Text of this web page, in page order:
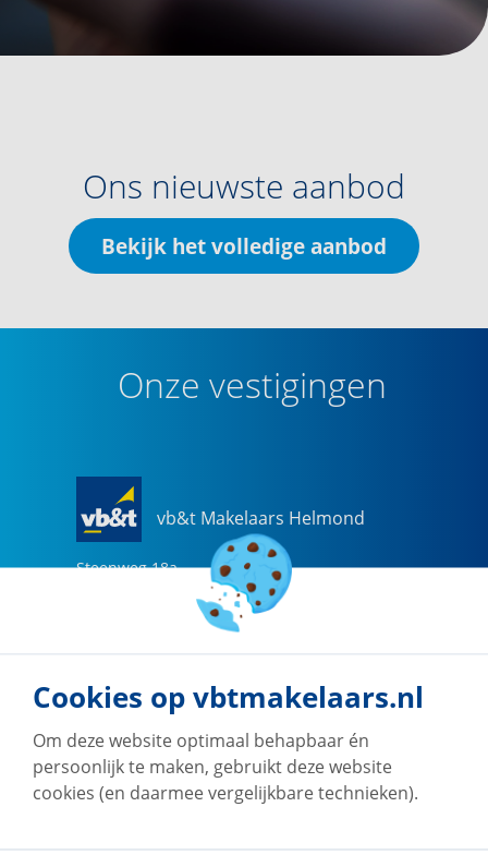
Ons nieuwste aanbod
Bekijk het volledige aanbod
Onze vestigingen
vb&t Makelaars Helmond
Steenweg 18a
helmond@vbtmakelaars.nl
Naar vestiging
Cookies op vbtmakelaars.nl
Om deze website optimaal behapbaar én
persoonlijk te maken, gebruikt deze website
cookies (en daarmee vergelijkbare technieken).